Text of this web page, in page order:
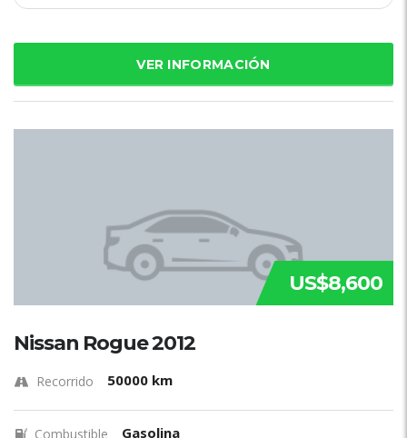
VER INFORMACIÓN
US$8,600
Nissan Rogue 2012
Recorrido 50000 km
Combustible Gasolina